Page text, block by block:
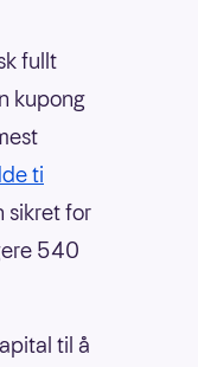
fullt
kupong
ti
sikret for
540
til å